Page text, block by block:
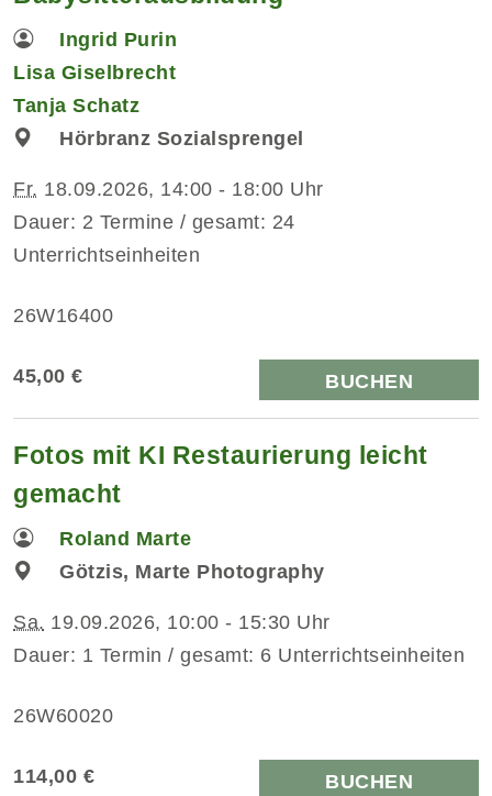
Ingrid Purin
Lisa Giselbrecht
Tanja Schatz
Hörbranz Sozialsprengel
Fr. 18.09.2026, 14:00 - 18:00 Uhr
Dauer: 2 Termine / gesamt: 24
Unterrichtseinheiten
26W16400
45,00 € BUCHEN
Fotos mit KI Restaurierung leicht
gemacht
Roland Marte
Götzis, Marte Photography
Sa. 19.09.2026, 10:00 - 15:30 Uhr
Dauer: 1 Termin / gesamt: 6 Unterrichtseinheiten
26W60020
114,00 € BUCHEN